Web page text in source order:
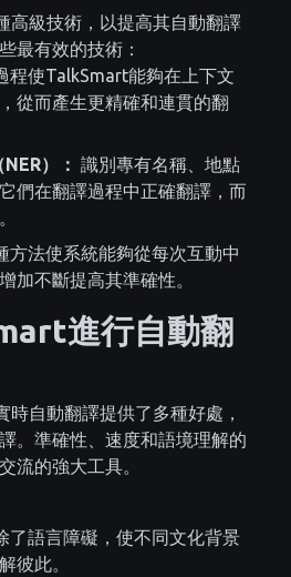
高級技術，以提高其自動翻譯
最有效的技術：
程使TalkSmart能夠在上下文
從而產生更精確和連貫的翻
）： 識別專有名稱、地點
們在翻譯過程中正確翻譯，而
方法使系統能夠從每次互動中
加不斷提高其準確性。
進行自動翻
自動翻譯提供了多種好處，
。準確性、速度和語境理解的
流的強大工具。
了語言障礙，使不同文化背景
彼此。